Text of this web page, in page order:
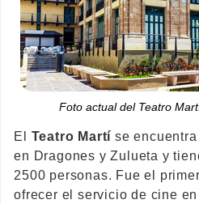
Foto actual del Teatro
El Teatro Martí se encuentra
en Dragones y Zulueta y
2500 personas. Fue el
ofrecer el servicio de cine